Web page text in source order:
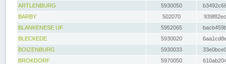
ARTLENBURG
5930050
BARBY
502070
BLANKENESE UF
5952065
BLECKEDE
5930020
BOIZENBURG
5930033
BROKDORF
5970050